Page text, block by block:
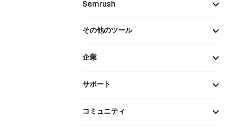
Semrush
その他のツール
企業
サポート
コミュニティ